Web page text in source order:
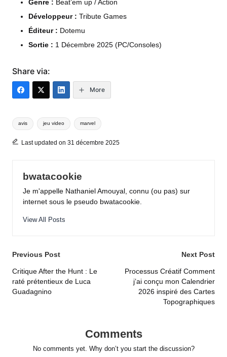
Genre : Beat’em up / Action
Développeur : Tribute Games
Éditeur : Dotemu
Sortie : 1 Décembre 2025 (PC/Consoles)
Share via:
More
Tags:
avis jeu video marvel
Last updated on 31 décembre 2025
bwatacookie
Je m'appelle Nathaniel Amouyal, connu (ou pas) sur
internet sous le pseudo bwatacookie.
View All Posts
Post
navigation
Previous Post
Critique After the Hunt : Le
raté prétentieux de Luca
Guadagnino
Next Post
Processus Créatif Comment
j’ai conçu mon Calendrier
2026 inspiré des Cartes
Topographiques
Comments
No comments yet. Why don’t you start the discussion?